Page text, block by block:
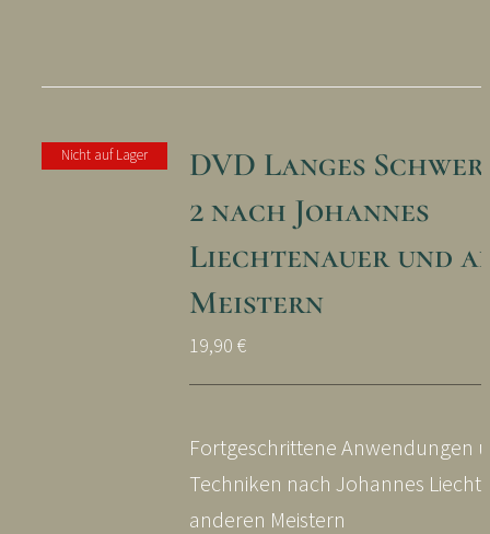
Nicht auf Lager
DVD Langes
2 nach Johannes
Liechtenauer und
Meistern
19,90 €
Fortgeschrittene Anwendungen
Techniken nach Johannes
anderen Meistern